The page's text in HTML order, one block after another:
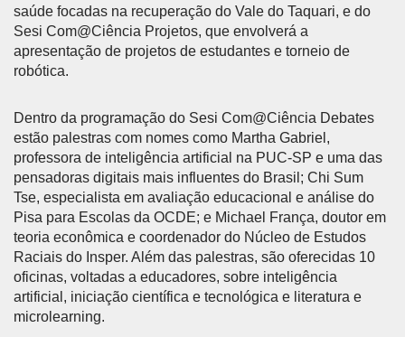
saúde focadas na recuperação do Vale do Taquari, e do
Sesi Com@Ciência Projetos, que envolverá a
apresentação de projetos de estudantes e torneio de
robótica.
Dentro da programação do Sesi Com@Ciência Debates
estão palestras com nomes como Martha Gabriel,
professora de inteligência artificial na PUC-SP e uma das
pensadoras digitais mais influentes do Brasil; Chi Sum
Tse, especialista em avaliação educacional e análise do
Pisa para Escolas da OCDE; e Michael França, doutor em
teoria econômica e coordenador do Núcleo de Estudos
Raciais do Insper. Além das palestras, são oferecidas 10
oficinas, voltadas a educadores, sobre inteligência
artificial, iniciação científica e tecnológica e literatura e
microlearning.